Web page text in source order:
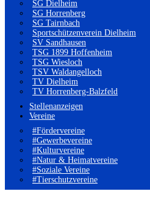
SG Dielheim
SG Horrenberg
SG Tairnbach
Sportschützenverein Dielheim
SV Sandhausen
TSG 1899 Hoffenheim
TSG Wiesloch
TSV Waldangelloch
TV Dielheim
TV Horrenberg-Balzfeld
Stellenanzeigen
Vereine
#Fördervereine
#Gewerbevereine
#Kulturvereine
#Natur & Heimatvereine
#Soziale Vereine
#Tierschutzvereine